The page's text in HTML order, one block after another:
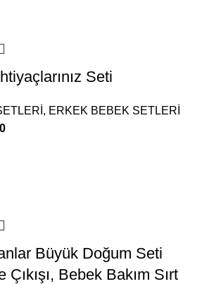
Seti
, ERKEK BEBEK SETLERİ
Büyük Doğum Seti
Çıkışı, Bebek Bakım Sırt